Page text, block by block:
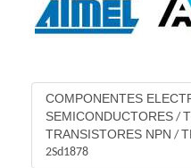
COMPONENTES
SEMICONDUCTORES /
TRANSISTORES NPN /
2Sd1878